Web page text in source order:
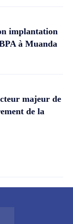
implantation
à Muanda
majeur de
de la